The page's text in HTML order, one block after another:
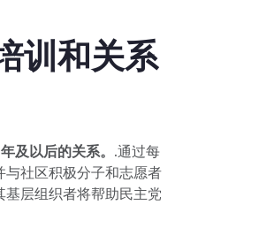
训和关系
及以后的关系。 .通过每
社区积极分子和志愿者
层组织者将帮助民主党